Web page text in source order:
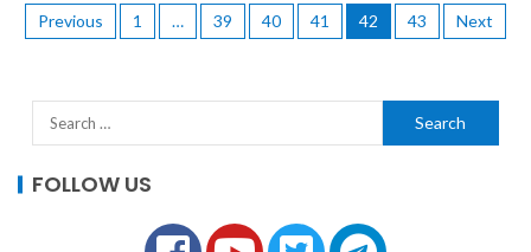
Previous 1 … 39 40 41 42 43 Next
FOLLOW US